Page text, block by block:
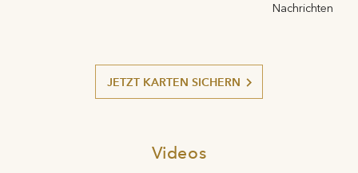
Nachrichten
JETZT KARTEN SICHERN
Videos